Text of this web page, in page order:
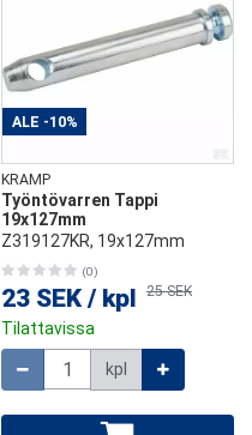
ALE -10%
KRAMP
Työntövarren Tappi
19x127mm
Z319127KR, 19x127mm
(0)
23 SEK / kpl 25 SEK
Tilattavissa
kpl